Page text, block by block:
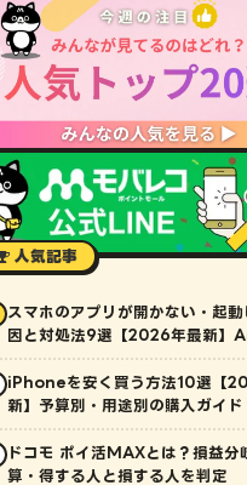
人気記事
スマホのアプリが開かない・起動
因と対処法9選【2026年最新】
iPhone対応
iPhoneを安く買う方法10選【
新】予算別・用途別の購入ガイド
ドコモ ポイ活MAXとは？損益分
算・得する人と損する人を判定